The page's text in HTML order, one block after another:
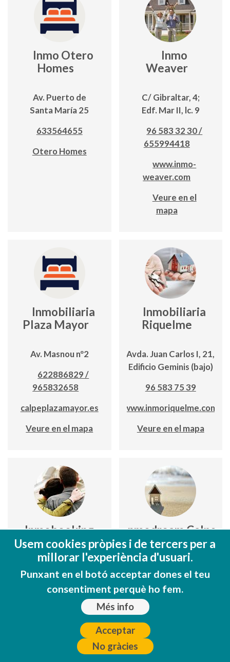
Inmo Otero
Homes
Av. Puerto de
Santa María 25
633564655
Otero Homes
Inmo
Weaver
C/ Gibraltar, 4;
Edf. Mar II, lc. 9
96 583 32 30 /
655994418
www.inmo-
weaver.com
Veure en el
mapa
Inmobiliaria
Plaza Mayor
Av. Masnou nº2
622886829 /
965832658
calpeplazamayor.es
Veure en el mapa
Inmobiliaria
Riquelme
Avda. Juan Carlos I, 21,
Edificio Geminis (bajo)
96 583 75 39
www.inmoriquelme.com
Veure en el mapa
Inmobooking
Avda. de Ifach 11
627 47 29 12
www.inmobooking.es
Veure en el mapa
Inmodream Calpe
C/ Grecia nº 1
965 079 249
629 889 773
www.inmodreamcalpe.com
Veure en el mapa
Usem cookies pròpies i de tercers per a
millorar l'experiència d'usuari.
Punxant en el botó acceptar dones el teu
consentiment perquè ho fem.
Més info
Acceptar
No gràcies